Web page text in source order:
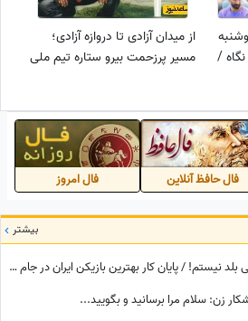
در یک نگاه /
از میدان آزادی تا دروازه آزادی؛
مسیر پرزحمت بیرو ستاره تیم ملی
فال حافظ آنلاین فال امروز
بیشتر
من رامین 36 ساله، خداحافظی بلد نیستم! / پایان کار بهترین بازیکن ایران در جام جهانی با استقلال تهران
زن: سلام مرا برسانید و بگویید...